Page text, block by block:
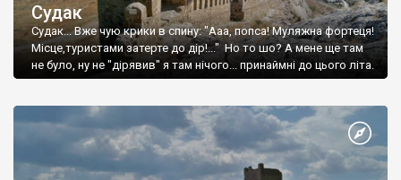
Судак
Судак... Вже чую крики в спину: "Ааа, попса! Муляжна фортеця!
Місце,туристами затерте до дір!..." Но то шо? А мене ще там
не було, ну не "дірявив" я там нічого... принаймні до цього літа.